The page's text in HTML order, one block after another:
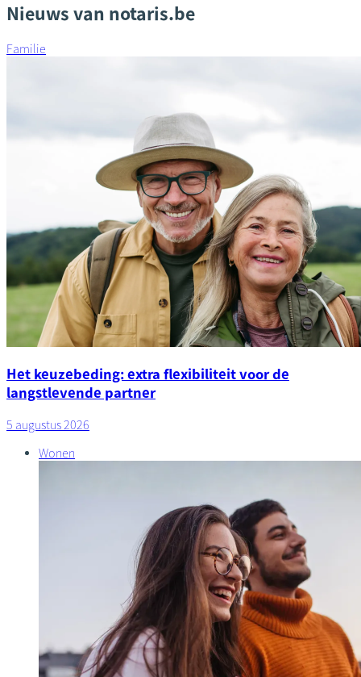
Nieuws van notaris.be
Familie
Het keuzebeding: extra flexibiliteit voor de
langstlevende partner
5 augustus 2026
Wonen